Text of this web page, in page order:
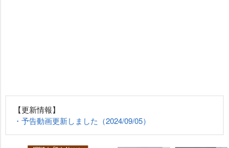
【更新情報】
・予告動画更新しました（2024/09/05）